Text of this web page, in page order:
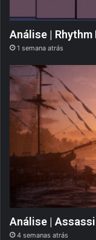
Análise | Rhythm
1 semana atrás
Análise |
4 semanas atrás